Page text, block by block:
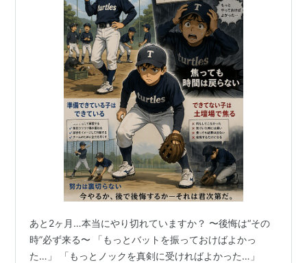
あと2ヶ月…本当にやり切れていますか？ 〜後悔は“その
時”必ず来る〜 「もっとバットを振っておけばよかっ
た…」 「もっとノックを真剣に受ければよかった…」